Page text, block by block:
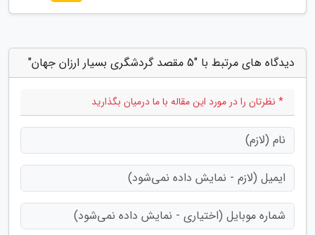
دیدگاه های مرتبط با "5 مقصد گردشگری بسیار ارزان جهان"
* نظرتان را در مورد این مقاله با ما درمیان بگذارید